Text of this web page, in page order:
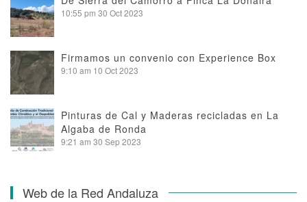
10:55 pm 30 Oct 2023
Firmamos un convenio con Experience Box
9:10 am 10 Oct 2023
Pinturas de Cal y Maderas recicladas en La
Algaba de Ronda
9:21 am 30 Sep 2023
Web de la Red Andaluza